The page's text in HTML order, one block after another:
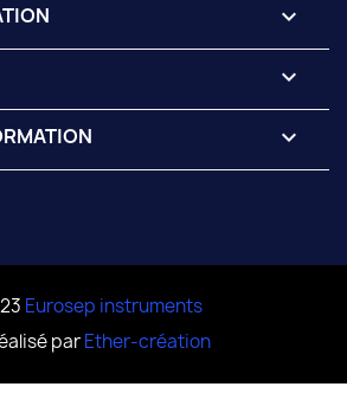
keyboard_arrow_down


Eurosep instruments
parEther-création